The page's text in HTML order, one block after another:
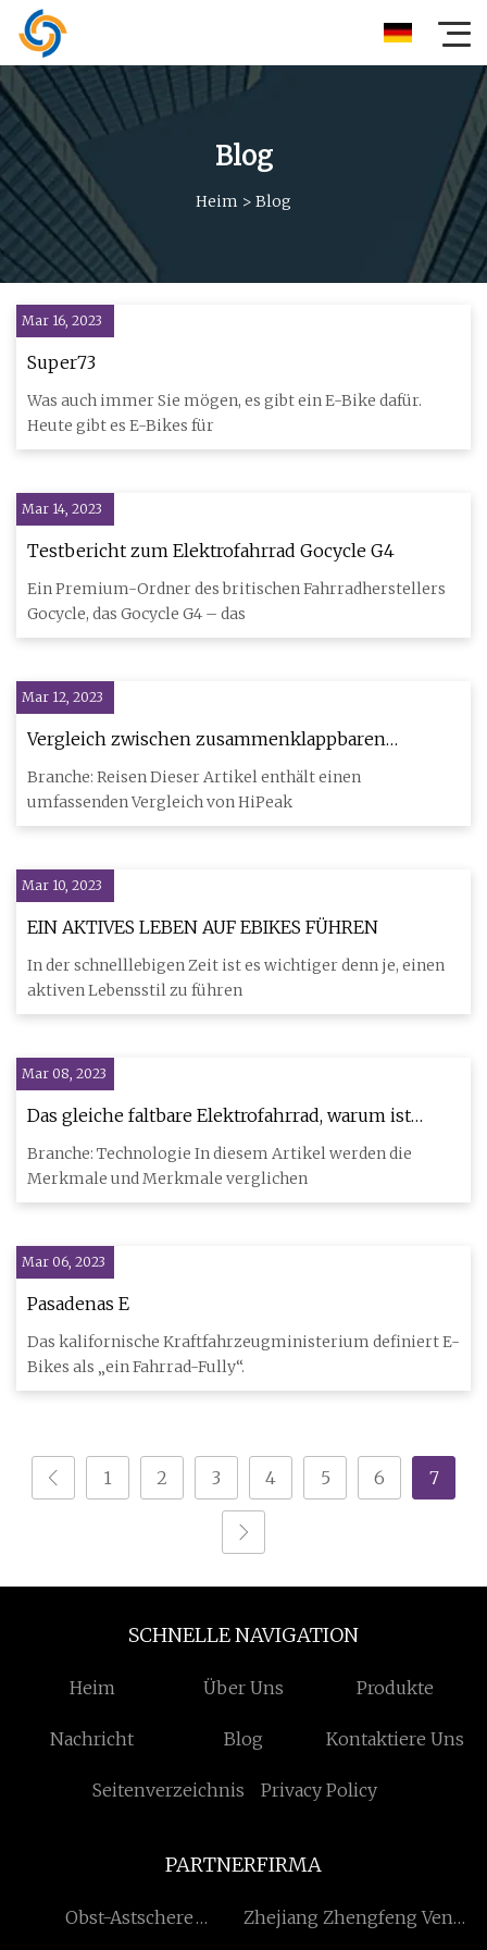
Blog
Heim > Blog
Mar 16, 2023
Super73
Was auch immer Sie mögen, es gibt ein E-Bike dafür.
Heute gibt es E-Bikes für
Mar 14, 2023
Testbericht zum Elektrofahrrad Gocycle G4
Ein Premium-Ordner des britischen Fahrradherstellers
Gocycle, das Gocycle G4 – das
Mar 12, 2023
Vergleich zwischen zusammenklappbaren
Elektrofahrrädern für den Stadtverkehr: Hipeak
Bona vs. Lectric XP 3.0
Branche: Reisen Dieser Artikel enthält einen
umfassenden Vergleich von HiPeak
Mar 10, 2023
EIN AKTIVES LEBEN AUF EBIKES FÜHREN
In der schnelllebigen Zeit ist es wichtiger denn je, einen
aktiven Lebensstil zu führen
Mar 08, 2023
Das gleiche faltbare Elektrofahrrad, warum ist
RadPower RadExpand 5 dem HiPEAK ELIAS weit
unterlegen?
Branche: Technologie In diesem Artikel werden die
Merkmale und Merkmale verglichen
Mar 06, 2023
Pasadenas E
Das kalifornische Kraftfahrzeugministerium definiert E-
Bikes als „ein Fahrrad-Fully“.
1 2 3 4 5 6 7
SCHNELLE NAVIGATION
Heim Über Uns Produkte
Nachricht Blog Kontaktiere Uns
Seitenverzeichnis Privacy Policy
PARTNERFIRMA
Obst-Astschere
Zhejiang Zhengfeng Ventil